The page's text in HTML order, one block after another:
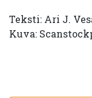
Teksti: Ari J.
Kuva: